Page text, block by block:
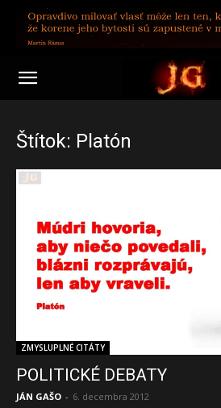
Štítok: Platón
ZMYSLUPLNÉ CITÁTY
POLITICKÉ DEBATY
JÁN GAŠO - 6. decembra 2012